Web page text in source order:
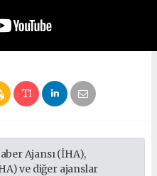
Ajansı (İHA),
ve diğer ajanslar